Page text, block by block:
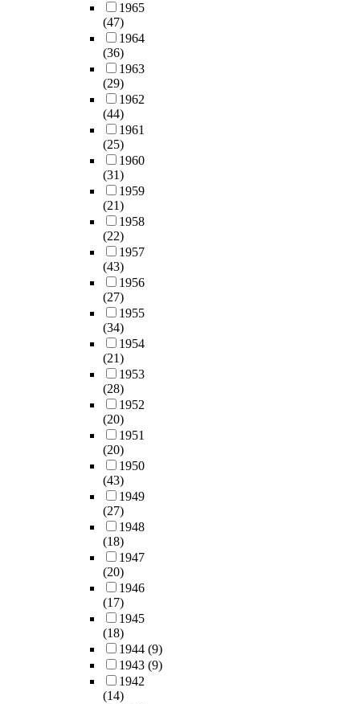
1965
(47)
1964
(36)
1963
(29)
1962
(44)
1961
(25)
1960
(31)
1959
(21)
1958
(22)
1957
(43)
1956
(27)
1955
(34)
1954
(21)
1953
(28)
1952
(20)
1951
(20)
1950
(43)
1949
(27)
1948
(18)
1947
(20)
1946
(17)
1945
(18)
1944 (9)
1943 (9)
1942
(14)